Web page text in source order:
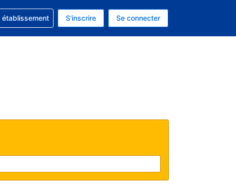
actuelle est celle-ci : Dollar américain.
langue actuelle est celle-ci : Français.
concernant votre réservation
S'inscrire Se connecter